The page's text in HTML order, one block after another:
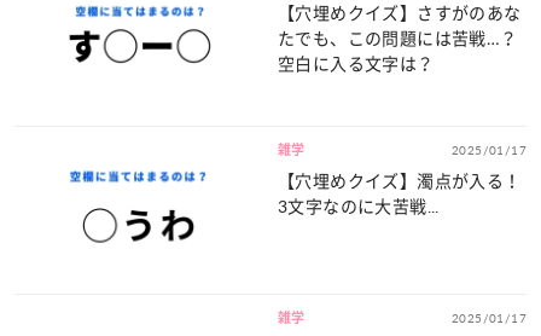
【穴埋めクイズ】さすがのあな
たでも、この問題には苦戦…？
空白に入る文字は？
雑学 2025/01/17
【穴埋めクイズ】濁点が入る！
3文字なのに大苦戦...
雑学 2025/01/17